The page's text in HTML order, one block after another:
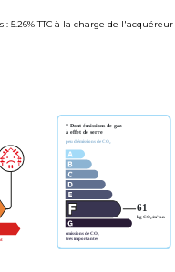
: 5.26% TTC à la charge de l'acquéreur